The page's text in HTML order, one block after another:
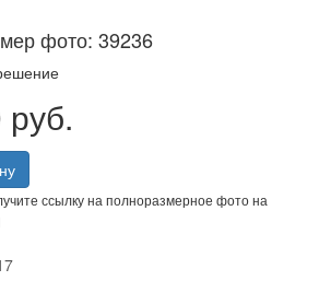
фото: 39236
руб.
ссылку на полноразмерное фото на